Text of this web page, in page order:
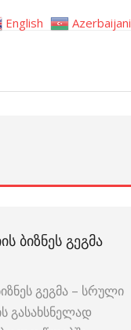
ᲑᲘᲖᲜᲔᲡ ᲒᲔᲒᲛᲐ
გეგმა – სრული
გასახსნელად
English Azerbaijani